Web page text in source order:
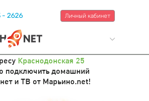
- 2626 Личный кабинет
Краснодонская 25
подключить домашний
и ТВ от Марьино.net!